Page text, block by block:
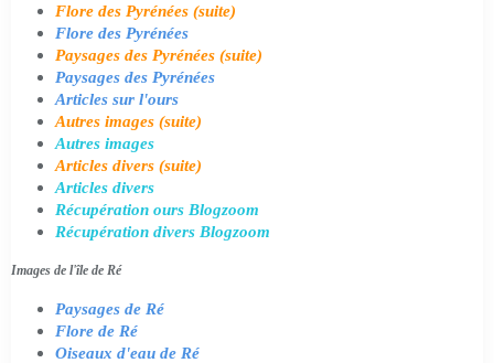
Flore des Pyrénées (suite)
Flore des Pyrénées
Paysages des Pyrénées (suite)
Paysages des Pyrénées
Articles sur l'ours
Autres images (suite)
Autres images
Articles divers (suite)
Articles divers
Récupération ours Blogzoom
Récupération divers Blogzoom
Images de l'île de Ré
Paysages de Ré
Flore de Ré
Oiseaux d'eau de Ré